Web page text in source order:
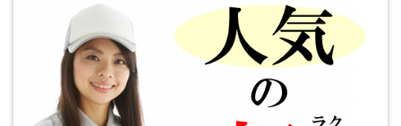
未経験OK！他業種からの転職者も活躍できます！ ◎幅広い年
代の男性活躍中！ ■■！！おすすめポイント！■■ ≪地元の
方歓迎！≫ もの作りに興味があって地元で長く働きたい方
におすすめ！ もちろん通勤手当もしっかり支給いたします
ので遠方からのご応募もお待ちしております♪（規定有） ≪
適度な残業でしっかり収入GET！！≫ 残業はできるときだ